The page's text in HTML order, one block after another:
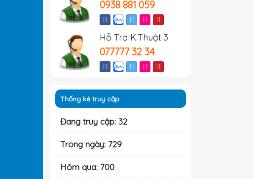
0938 881 059
Hỗ Trợ K.Thuật 3
077777 32 34
Thống kê truy cập
Đang truy cập: 32
Trong ngày: 729
Hôm qua: 700